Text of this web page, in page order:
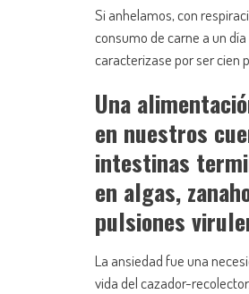
Si anhelamos, con
consumo de carne a un
caracterizase por ser cien
Una
en nuestros
intestinas
en algas,
pulsiones
La ansiedad fue una
vida del cazador-